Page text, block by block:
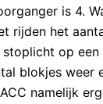
is 4.
rijden het
op
blokjes weer
namelijk